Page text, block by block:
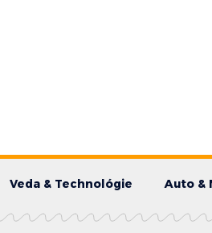
Veda & Technológie Auto &